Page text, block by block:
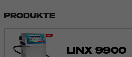
PRODUKTE
LINX 9900